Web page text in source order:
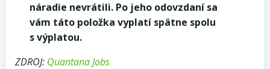
náradie nevrátili. Po jeho odovzdaní sa
vám táto položka vyplatí spätne spolu
s výplatou.
ZDROJ: Quantana Jobs